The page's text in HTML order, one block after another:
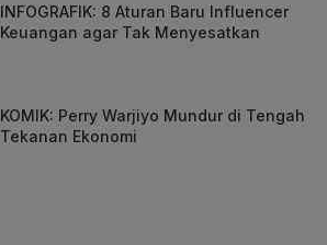
INFOGRAFIK: 8 Aturan Baru Influencer
Keuangan agar Tak Menyesatkan
KOMIK: Perry Warjiyo Mundur di Tengah
Tekanan Ekonomi